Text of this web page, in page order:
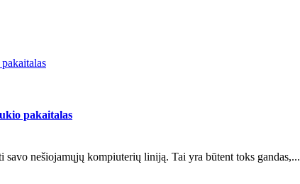
pakaitalas
nešiojamųjų kompiuterių liniją. Tai yra būtent toks gandas,...